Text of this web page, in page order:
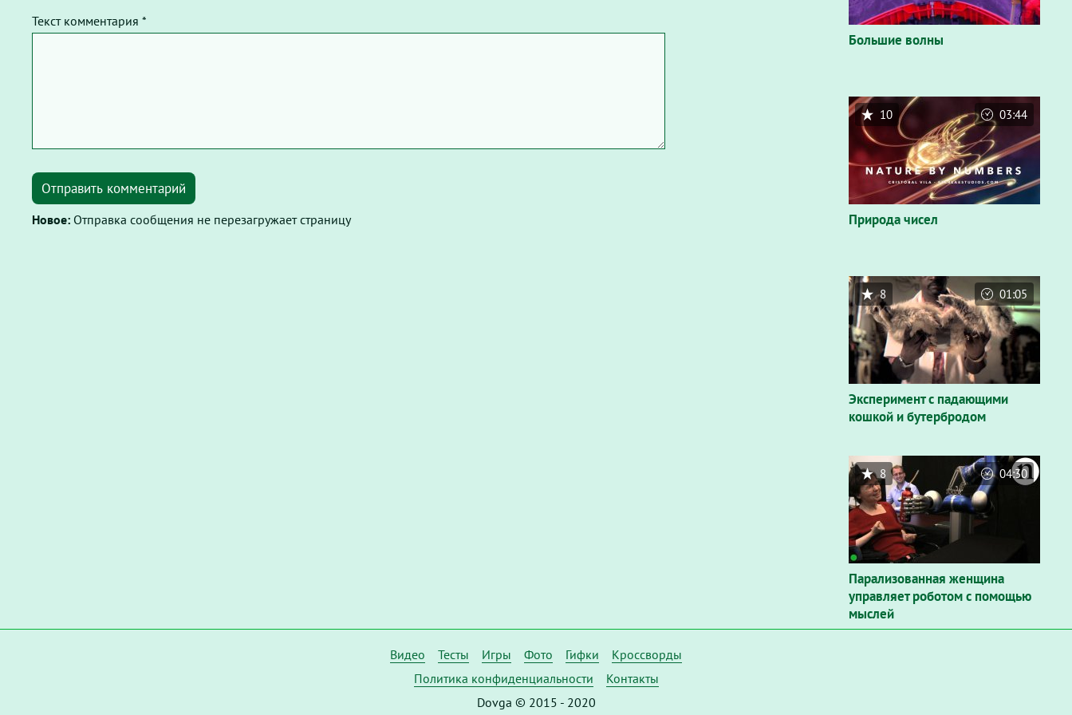
Текст комментария *
Отправить комментарий
Новое: Отправка сообщения не перезагружает страницу
Большие волны
Природа чисел
10 03:44
Эксперимент с падающими
кошкой и бутербродом
8 01:05
Парализованная женщина
управляет роботом с помощью
мыслей
8 04:30
Видео Тесты Игры Фото Гифки
Кроссворды
Политика конфиденциальности
Контакты
Dovga © 2015 - 2020